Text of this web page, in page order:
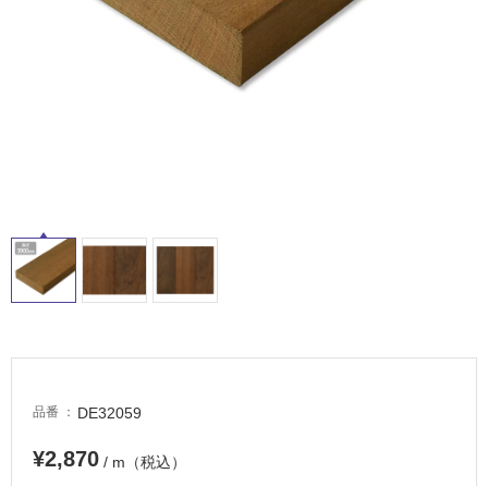
メンテナンス・施工材 新商品
オンライン相談
品番 DE32059
¥2,870 / m（税込）